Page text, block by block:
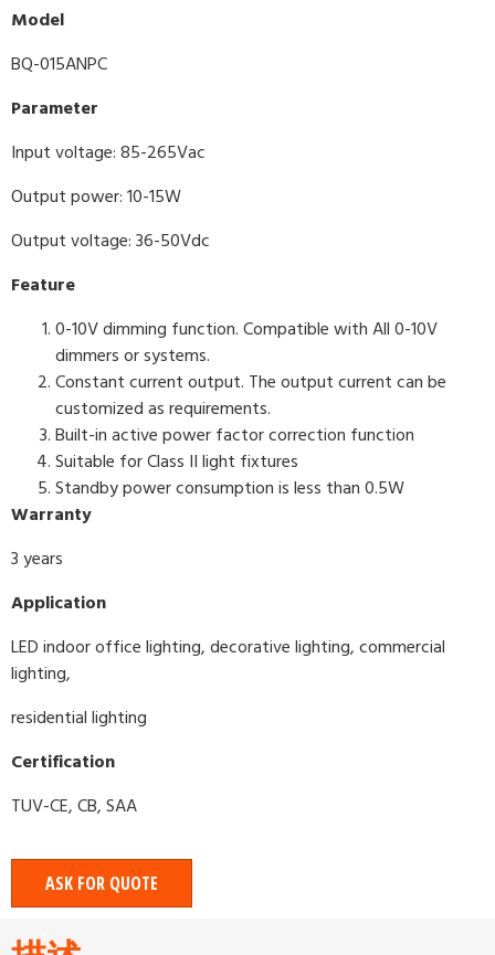
Model
BQ-015ANPC
Parameter
Input voltage: 85-265Vac
Output power: 10-15W
Output voltage: 36-50Vdc
Feature
0-10V dimming function. Compatible with All 0-10V
dimmers or systems.
Constant current output. The output current can be
customized as requirements.
Built-in active power factor correction function
Suitable for Class II light fixtures
Standby power consumption is less than 0.5W
Warranty
3 years
Application
LED indoor office lighting, decorative lighting, commercial
lighting,
residential lighting
Certification
TUV-CE, CB, SAA
ASK FOR QUOTE